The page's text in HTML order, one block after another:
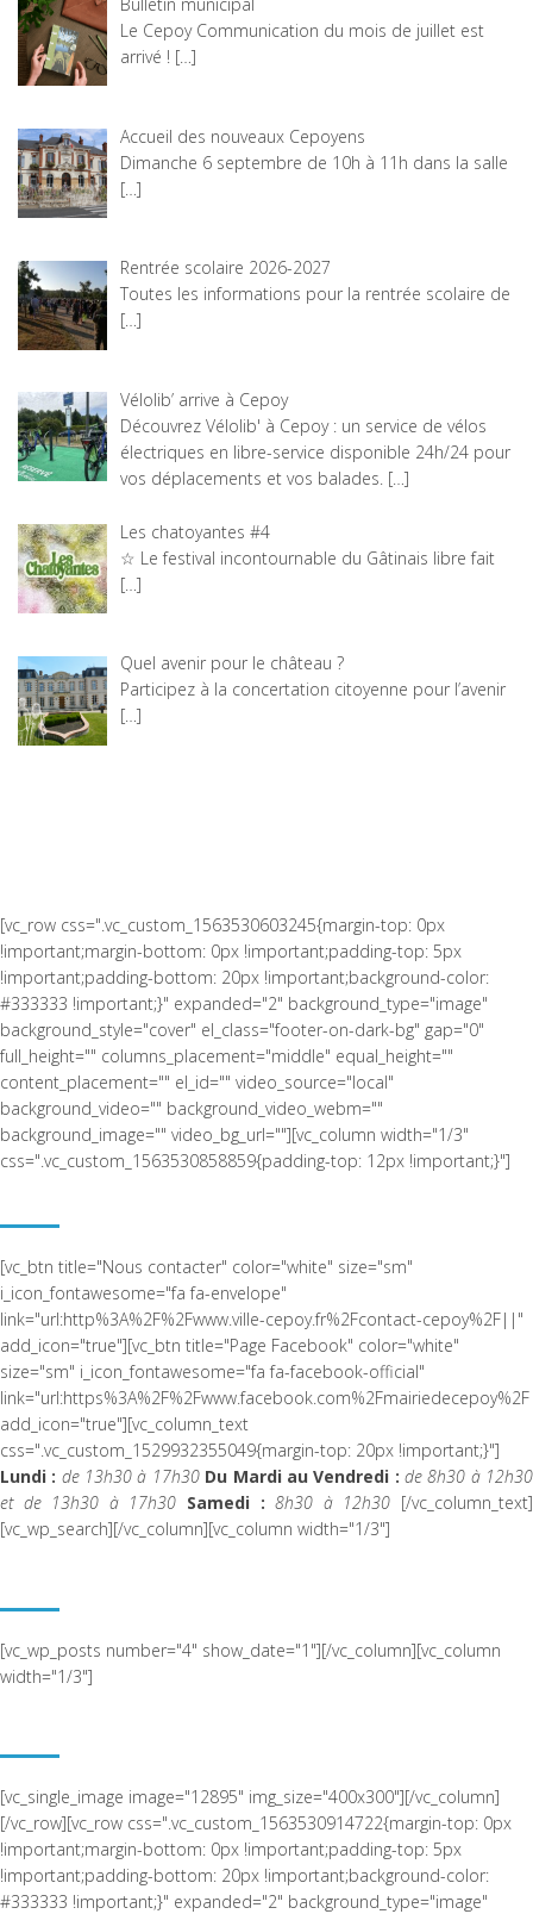
Le Cepoy Communication du mois de juillet est
arrivé ! […]
Accueil des nouveaux Cepoyens
Dimanche 6 septembre de 10h à 11h dans la salle
[…]
Rentrée scolaire 2026-2027
Toutes les informations pour la rentrée scolaire de
[…]
Vélolib’ arrive à Cepoy
Découvrez Vélolib' à Cepoy : un service de vélos
électriques en libre-service disponible 24h/24 pour
vos déplacements et vos balades.[…]
Les chatoyantes #4
☆ Le festival incontournable du Gâtinais libre fait
[…]
Quel avenir pour le château ?
Participez à la concertation citoyenne pour l’avenir
[…]
[vc_row css=".vc_custom_1563530603245{margin-top: 0px
!important;margin-bottom: 0px !important;padding-top: 5px
!important;padding-bottom: 20px !important;background-color:
#333333 !important;}" expanded="2" background_type="image"
background_style="cover" el_class="footer-on-dark-bg" gap="0"
full_height="" columns_placement="middle" equal_height=""
content_placement="" el_id="" video_source="local"
background_video="" background_video_webm=""
background_image="" video_bg_url=""][vc_column width="1/3"
css=".vc_custom_1563530858859{padding-top: 12px !important;}"]
[vc_btn title="Nous contacter" color="white" size="sm"
i_icon_fontawesome="fa fa-envelope"
link="url:http%3A%2F%2Fwww.ville-cepoy.fr%2Fcontact-cepoy%2F||"
add_icon="true"][vc_btn title="Page Facebook" color="white"
size="sm" i_icon_fontawesome="fa fa-facebook-official"
add_icon="true"][vc_column_text
css=".vc_custom_1529932355049{margin-top: 20px !important;}"]
Lundi : de 13h30 à 17h30 Du Mardi au Vendredi : de 8h30 à 12h30
et de 13h30 à 17h30 Samedi : 8h30 à 12h30 [/vc_column_text]
[vc_wp_search][/vc_column][vc_column width="1/3"]
[vc_wp_posts number="4" show_date="1"][/vc_column][vc_column
width="1/3"]
[vc_single_image image="12895" img_size="400x300"][/vc_column]
[/vc_row][vc_row css=".vc_custom_1563530914722{margin-top: 0px
!important;margin-bottom: 0px !important;padding-top: 5px
!important;padding-bottom: 20px !important;background-color:
#333333 !important;}" expanded="2" background_type="image"